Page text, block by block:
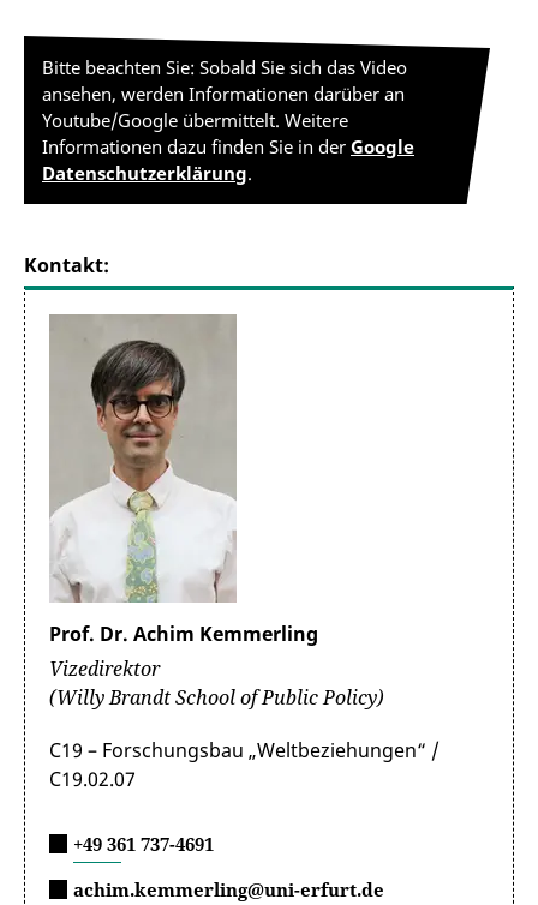
Bitte beachten Sie: Sobald Sie sich das Video
ansehen, werden Informationen darüber an
Youtube/Google übermittelt. Weitere
Informationen dazu finden Sie in der Google
Datenschutzerklärung.
Kontakt:
Prof. Dr. Achim Kemmerling
Vizedirektor
(Willy Brandt School of Public Policy)
C19 – Forschungsbau „Weltbeziehungen“ /
C19.02.07
+49 361 737-4691
achim.kemmerling@uni-erfurt.de